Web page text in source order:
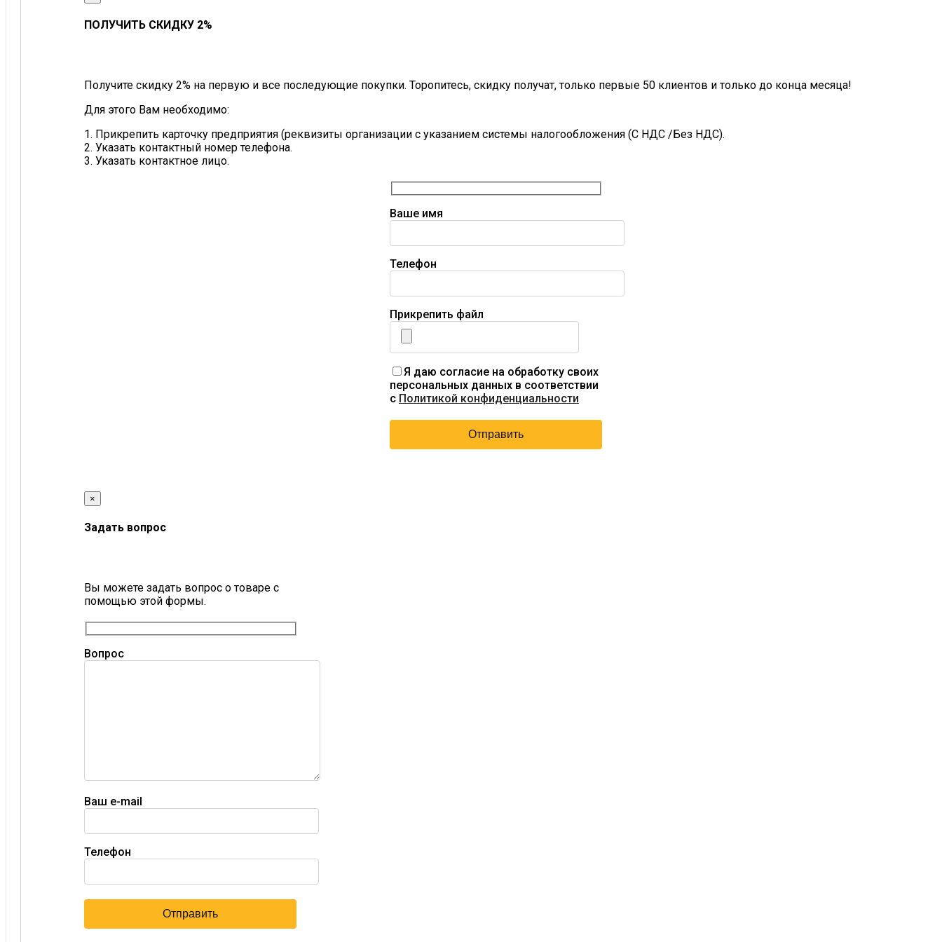
ПОЛУЧИТЬ СКИДКУ 2%
Получите скидку 2% на первую и все последующие покупки. Торопитесь, скидку получат, только первые 50 клиентов и только до конца месяца!
Для этого Вам необходимо:
1. Прикрепить карточку предприятия (реквизиты организации с указанием системы налогообложения (С НДС /Без НДС).
2. Указать контактный номер телефона.
3. Указать контактное лицо.
Ваше имя
Телефон
Прикрепить файл
Я даю согласие на обработку своих
персональных данных в соответствии
с Политикой конфиденциальности
×
Задать вопрос
Вы можете задать вопрос о товаре с
помощью этой формы.
Вопрос
Ваш e-mail
Телефон